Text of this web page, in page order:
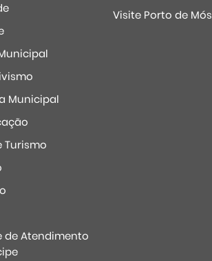
Municipal
Turismo
de Atendimento
Visite Porto de Mós